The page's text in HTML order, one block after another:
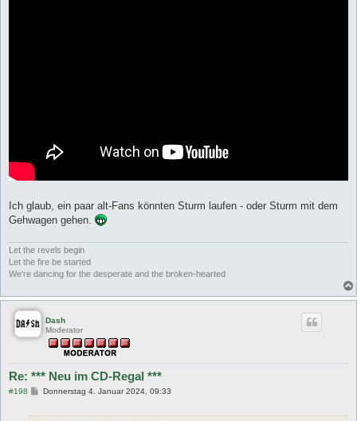
Ich glaub, ein paar alt-Fans könnten Sturm laufen - oder Sturm mit dem
Gehwagen gehen.
Let the revels begin
Let the fire be started
We're dancing for the desperate and the broken-hearted
Dash
Moderator
Re: *** Neu im CD-Regal ***
#198
BDonnerstag 4. Januar 2024, 09:33